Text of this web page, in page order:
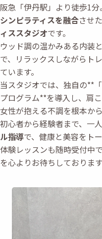
阪急「伊丹駅」より徒歩1分
シンピラティスを融合させた
ィススタジオです。
ウッド調の温かみある内装
で、リラックスしながらト
ています。
当スタジオでは、独自の**
プログラム**を導入し、肩
女性が抱える不調を根本から
初心者から経験者まで、一
ル指導で、健康と美容をト
体験レッスンも随時受付中
を心よりお待ちしております